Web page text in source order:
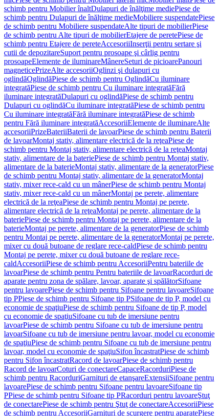
schimb pentru Mobilier înaltDulapuri de înălţime mediePiese de
schimb pentru Dulapuri de înălţime medieMobiliere suspendatePiese
de schimb pentru Mobiliere suspendateAlte tipuri de mobilierPiese
de schimb pentru Alte tipuri de mobilierEtajere de peretePiese de
schimb pentru Etajere de pereteAccesoriiInserţii pentru sertare şi
cutii de depozitareSuport pentru prosoape şi cârlig pentru
prosoapeElemente de iluminareMânereSeturi de picioarePanouri
magneticePrizeAlte accesoriiOglinzi şi dulapuri cu
oglindăOglindăPiese de schimb pentru OglindăCu iluminare
integratăPiese de schimb pentru Cu iluminare integratăFără
iluminare integratăDulapuri cu oglindăPiese de schimb pentru
Dulapuri cu oglindăCu iluminare integratăPiese de schimb pentru
Cu iluminare integratăFără iluminare integratăPiese de schimb
pentru Fără iluminare integratăAccesoriiElemente de iluminareAlte
accesoriiPrizeBateriiBaterii de lavoarPiese de schimb pentru Baterii
de lavoarMontaj stativ, alimentare electrică de la reţeaPiese de
schimb pentru Montaj stativ, alimentare electrică de la reţeaMontaj
stativ, alimentare de la bateriePiese de schimb pentru Montaj stativ,
alimentare de la baterieMontaj stativ, alimentare de la generatorPiese
de schimb pentru Montaj stativ, alimentare de la generatorMontaj
stativ, mixer rece-cald cu un mânerPiese de schimb pentru Montaj
stativ, mixer rece-cald cu un mânerMontaj pe perete, alimentare
electrică de la reţeaPiese de schimb pentru Montaj pe perete,
alimentare electrică de la reţeaMontaj pe perete, alimentare de la
bateriePiese de schimb pentru Montaj pe perete, alimentare de la
baterieMontaj pe perete, alimentare de la generatorPiese de schimb
pentru Montaj pe perete, alimentare de la generatorMontaj pe perete,
mixer cu două butoane de reglare rece-caldPiese de schimb pentru
Montaj pe perete, mixer cu două butoane de reglare rece-
caldAccesoriiPiese de schimb pentru AccesoriiPentru bateriile de
lavoarPiese de schimb pentru Pentru bateriile de lavoarRacorduri de
aparate pentru zona de spălare, lavoar, aparate şi spălătorSifoane
pentru lavoarePiese de schimb pentru Sifoane pentru lavoareSifoane
tip PPiese de schimb pentru Sifoane tip PSifoane de tip P, model cu
economie de spaţiuPiese de schimb pentru Sifoane de tip P, model
cu economie de spaţiuSifoane cu tub de imersiune pentru
lavoarPiese de schimb pentru Sifoane cu tub de imersiune pentru
lavoarSifoane cu tub de imersiune pentru lavoar, model cu economie
de spaţiuPiese de schimb pentru Sifoane cu tub de imersiune pentru
lavoar, model cu economie de spaţiuSifon încastratPiese de schimb
pentru Sifon încastratRacord de lavoarPiese de schimb pentru
Racord de lavoarCoturi de conectareCapaceRacorduriPiese de
schimb pentru RacorduriGarnituri de etanşareExtensiiSifoane pentru
lavoarePiese de schimb pentru Sifoane pentru lavoareSifoane tip
PPiese de schimb pentru Sifoane tip PRacorduri pentru lavoareŞtuţ
de conectarePiese de schimb pentru Ştuţ de conectareAccesoriiPiese
de schimb pentru AccesoriiGarnituri de scurgere pentru aparatePiese